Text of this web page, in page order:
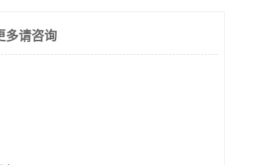
多请咨询